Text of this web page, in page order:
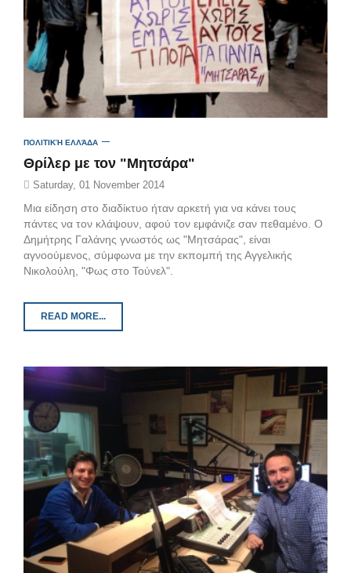
ΠΟΛΙΤΙΚΉ ΕΛΛΆΔΑ
Θρίλερ με τον "Μητσάρα"
Saturday, 01 November 2014
Μια είδηση στο διαδίκτυο ήταν αρκετή για να κάνει τους
πάντες να τον κλάψουν, αφού τον εμφάνιζε σαν πεθαμένο. Ο
Δημήτρης Γαλάνης γνωστός ως "Μητσάρας", είναι
αγνοούμενος, σύμφωνα με την εκπομπή της Αγγελικής
Νικολούλη, "Φως στο Τούνελ".
READ MORE...